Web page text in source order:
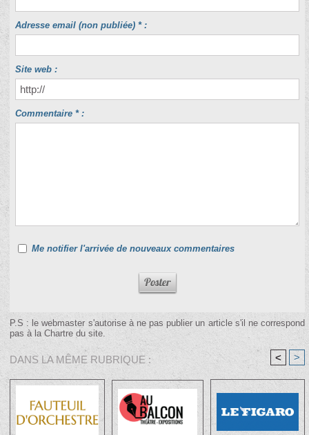
Adresse email (non publiée) * :
Site web :
Commentaire * :
Me notifier l'arrivée de nouveaux commentaires
P.S : le webmaster s'autorise à ne pas publier un article s'il ne correspond
pas à la Chartre du site.
DANS LA MÊME RUBRIQUE : < >